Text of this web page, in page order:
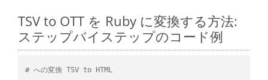
TSV to OTT を Ruby に変換する方法:
ステップバイステップのコード例
# への変換 TSV to HTML